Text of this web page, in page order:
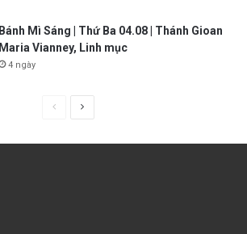
Bánh Mì Sáng | Thứ Ba 04.08 | Thánh Gioan
Maria Vianney, Linh mục
4 ngày